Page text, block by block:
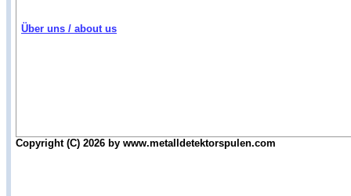
Über uns / about us
Copyright (C) 2026 by www.metalldetektorspulen.com